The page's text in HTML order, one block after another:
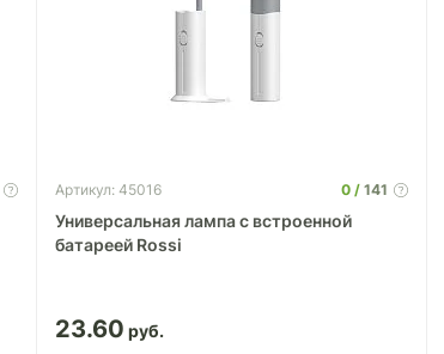
Артикул: 45016 0 141
Универсальная лампа c встроенной
батареей Rossi
23.60